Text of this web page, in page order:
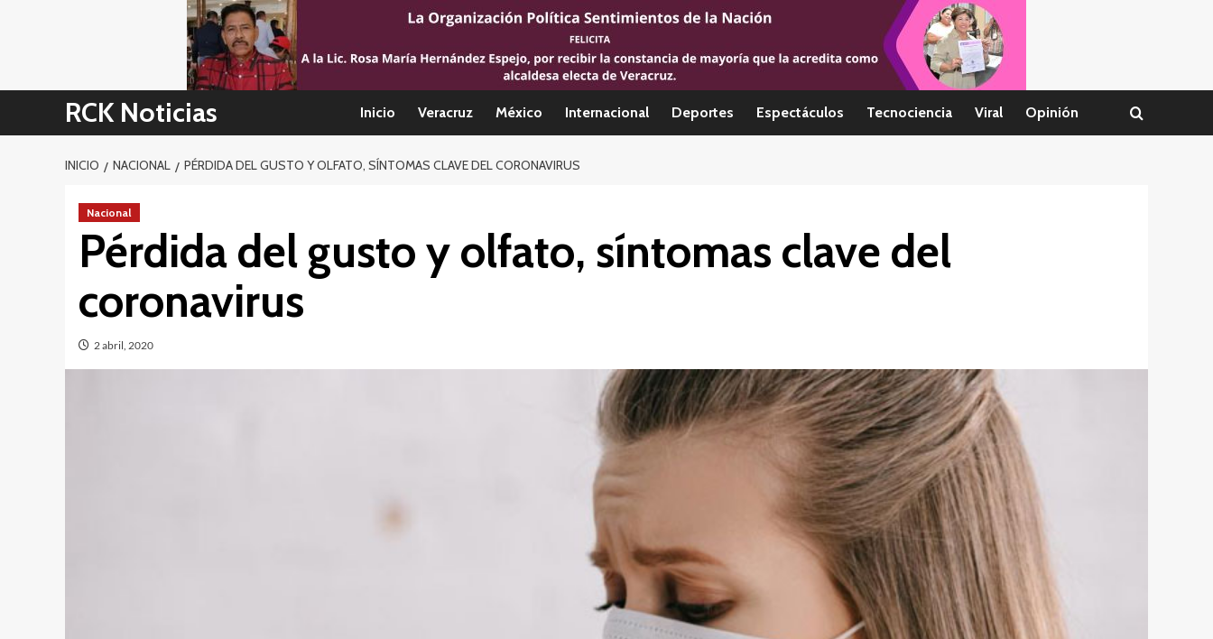
RCK Noticias Inicio Veracruz México Internacional Deportes Espectáculos Tecnociencia Viral Opinión
INICIO NACIONAL PÉRDIDA DEL GUSTO Y OLFATO, SÍNTOMAS CLAVE DEL CORONAVIRUS
Nacional
Pérdida del gusto y olfato, síntomas clave del
coronavirus
2 abril, 2020